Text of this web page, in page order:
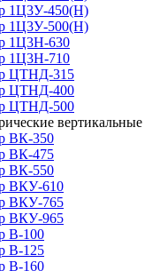
1Ц3У-450(Н)
1Ц3У-500(Н)
1Ц3Н-630
1Ц3Н-710
ЦТНД-315
ЦТНД-400
ЦТНД-500
вертикальные
ВК-350
ВК-475
ВК-550
ВКУ-610
ВКУ-765
ВКУ-965
В-100
В-125
В-160